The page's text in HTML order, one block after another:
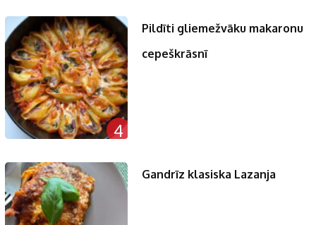
4
Pildīti gliemežvāku makaronu
cepeškrāsnī
Gandrīz klasiska Lazanja